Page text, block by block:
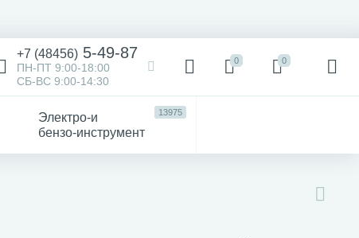
+7 (48456) 5-49-87
ПН-ПТ 9:00-18:00
СБ-ВС 9:00-14:30
0 0
Электро-и
бензо-инструмент
13975